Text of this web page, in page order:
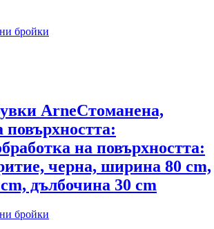
бройки
ArneСтоманена,
повърхността:
на повърхността:
черна, ширина 80 cm,
дълбочина 30 cm
бройки